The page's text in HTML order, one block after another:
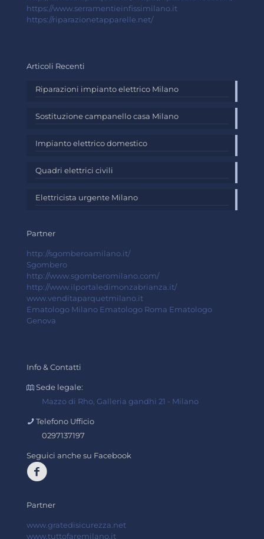
https://www.serramentieinfissimilano.it
https://riparazionetapparelle.net/
Articoli Recenti
Riparazioni impianto elettrico Milano
Sostituzione campanello casa Milano
Impianto elettrico domestico
Quadri elettrici civili
Elettricista urgente Milano
Partner
http://sgomberoamilano.it/
Sgombero
http://www.sgomberomilano.com/
http://www.ilportaledimonzabrianza.it/
www.venditaparquetmilano.it
Ematologo Milano Ematologo Roma Ematologo
Genova
Info & Contatti
Sede legale:
Mazzo di Rho, Galleria gandhi 21 - Milano
Telefono Ufficio
0297137197
Seguici anche su Facebook
Partner
www.gratedisicurezza.net
www.tuttofaremilano.it